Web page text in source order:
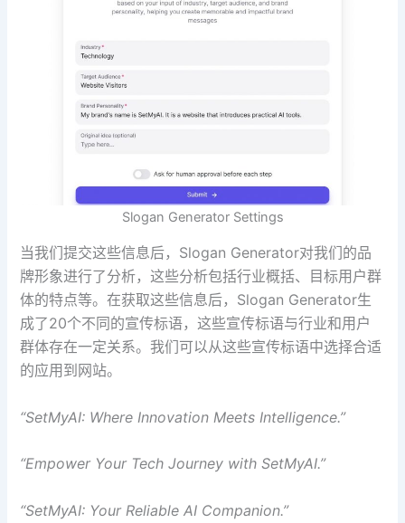
Slogan Generator Settings
当我们提交这些信息后，Slogan Generator对我们的品
牌形象进行了分析，这些分析包括行业概括、目标用户群
体的特点等。在获取这些信息后，Slogan Generator生
成了20个不同的宣传标语，这些宣传标语与行业和用户
群体存在一定关系。我们可以从这些宣传标语中选择合适
的应用到网站。
“SetMyAI: Where Innovation Meets Intelligence.”
“Empower Your Tech Journey with SetMyAI.”
“SetMyAI: Your Reliable AI Companion.”